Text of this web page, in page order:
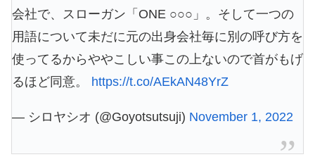
会社で、スローガン「ONE ○○○」。そして一つの
用語について未だに元の出身会社毎に別の呼び方を
使ってるからややこしい事この上ないので首がもげ
るほど同意。 https://t.co/AEkAN48YrZ
— シロヤシオ (@Goyotsutsuji) November 1, 2022